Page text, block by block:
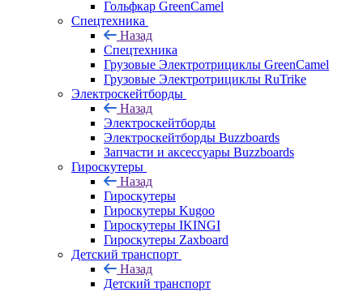
Гольфкар GreenCamel
Спецтехника
Назад
Спецтехника
Грузовые Электротрициклы GreenCamel
Грузовые Электротрициклы RuTrike
Электроскейтборды
Назад
Электроскейтборды
Электроскейтборды Buzzboards
Запчасти и аксессуары Buzzboards
Гироскутеры
Назад
Гироскутеры
Гироскутеры Kugoo
Гироскутеры IKINGI
Гироскутеры Zaxboard
Детский транспорт
Назад
Детский транспорт